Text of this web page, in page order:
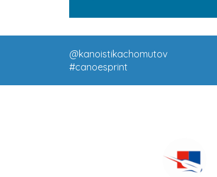
@kanoistikachomutov
#canoesprint